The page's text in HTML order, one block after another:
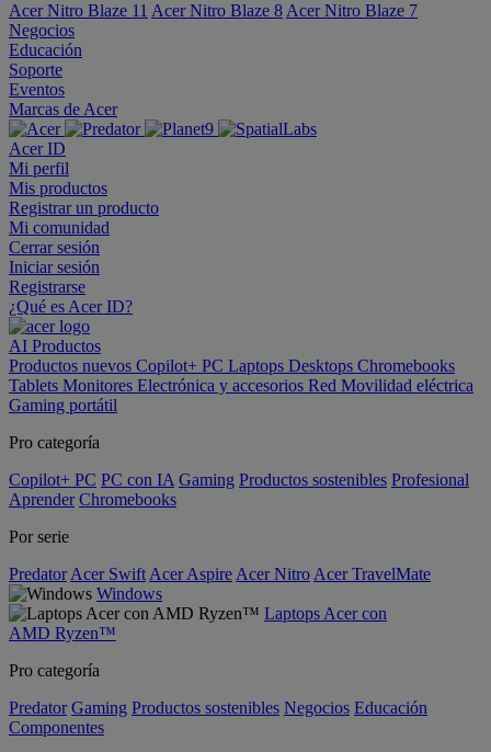
Acer Nitro Blaze 11 Acer Nitro Blaze 8 Acer Nitro Blaze 7
Negocios
Educación
Soporte
Eventos
Marcas de Acer
Acer ID
Mi perfil
Mis productos
Registrar un producto
Mi comunidad
Cerrar sesión
Iniciar sesión
Registrarse
¿Qué es Acer ID?
AI Productos
Productos nuevos Copilot+ PC Laptops Desktops Chromebooks
Tablets Monitores Electrónica y accesorios Red Movilidad eléctrica
Gaming portátil
Pro categoría
Copilot+ PC PC con IA Gaming Productos sostenibles Profesional
Aprender Chromebooks
Por serie
Predator Acer Swift Acer Aspire Acer Nitro Acer TravelMate
Windows
Laptops Acer con
AMD Ryzen™
Pro categoría
Predator Gaming Productos sostenibles Negocios Educación
Componentes